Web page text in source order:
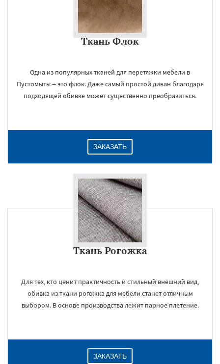
Ткань Флок
Одна из популярных тканей для перетяжки мебели в
Пустомыты – это флок. Даже самый простой диван благодаря
подходящей обивке может существенно преобразиться.
ЗАКАЗАТЬ
Ткань Рогожка
Для тех, кто ценит практичность и стильный внешний вид,
обивка из ткани рогожка для мебели станет отличным
выбором. В основе производства лежит парное плетение.
ЗАКАЗАТЬ